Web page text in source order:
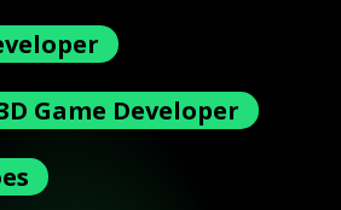
Game Developer